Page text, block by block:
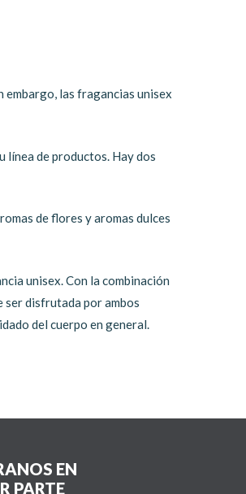
embargo, las fragancias unisex
línea de productos. Hay dos
de flores y aromas dulces
unisex. Con la combinación
ser disfrutada por ambos
del cuerpo en general.
EN
PARTE